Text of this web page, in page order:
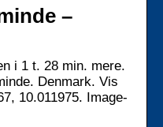
–
i 1 t. 28 min. mere.
Denmark. Vis
10.011975. Image-